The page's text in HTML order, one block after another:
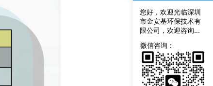
我
们
您好，欢迎光临深圳
市金安基环保技术有
限公司，欢迎咨询...
微信咨询：